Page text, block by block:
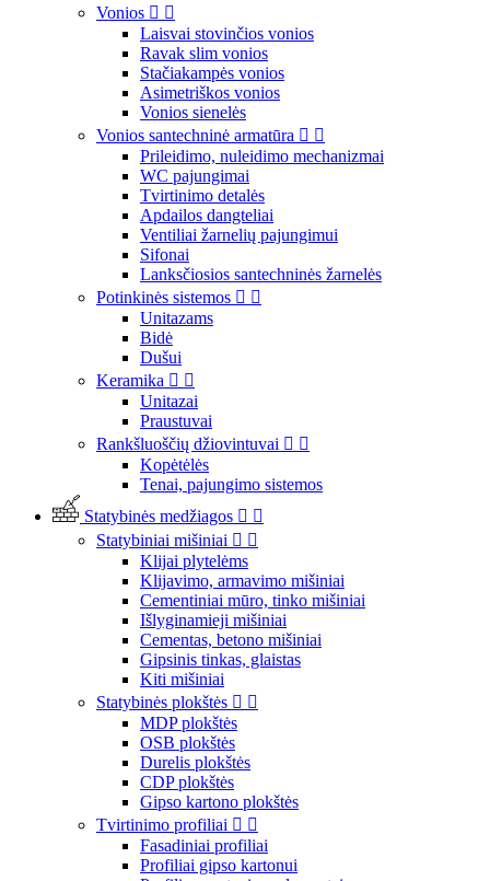
Vonios  
Laisvai stovinčios vonios
Ravak slim vonios
Stačiakampės vonios
Asimetriškos vonios
Vonios sienelės
Vonios santechninė armatūra  
Prileidimo, nuleidimo mechanizmai
WC pajungimai
Tvirtinimo detalės
Apdailos dangteliai
Ventiliai žarnelių pajungimui
Sifonai
Lanksčiosios santechninės žarnelės
Potinkinės sistemos  
Unitazams
Bidė
Dušui
Keramika  
Unitazai
Praustuvai
Rankšluoščių džiovintuvai  
Kopėtėlės
Tenai, pajungimo sistemos
Statybinės medžiagos  
Statybiniai mišiniai  
Klijai plytelėms
Klijavimo, armavimo mišiniai
Cementiniai mūro, tinko mišiniai
Išlyginamieji mišiniai
Cementas, betono mišiniai
Gipsinis tinkas, glaistas
Kiti mišiniai
Statybinės plokštės  
MDP plokštės
OSB plokštės
Durelis plokštės
CDP plokštės
Gipso kartono plokštės
Tvirtinimo profiliai  
Fasadiniai profiliai
Profiliai gipso kartonui